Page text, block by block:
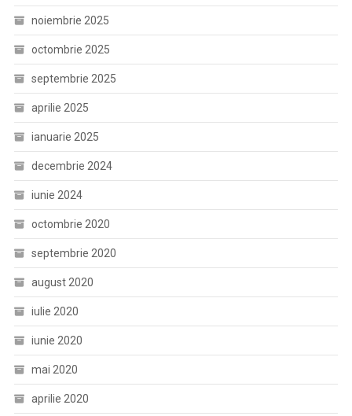
noiembrie 2025
octombrie 2025
septembrie 2025
aprilie 2025
ianuarie 2025
decembrie 2024
iunie 2024
octombrie 2020
septembrie 2020
august 2020
iulie 2020
iunie 2020
mai 2020
aprilie 2020